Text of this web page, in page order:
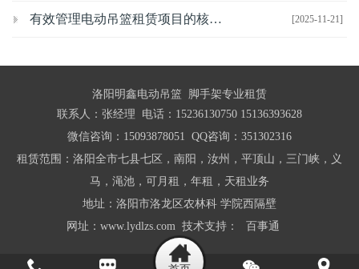
[2025-11-21]
有效管理电动吊篮租赁项目的核心策略
洛阳明鑫电动吊篮 脚手架专业租赁
联系人：张经理 电话：15236130750 15136393628
微信咨询：15093878051 QQ咨询：351302316
租赁范围：洛阳全市七县七区，南阳，汝州，平顶山，三门峡，义
马，渑池，可月租，年租，天租业务
地址：洛阳市洛龙区农林科 学院西隔壁
网址：www.lydlzs.com 技术支持：
百事通